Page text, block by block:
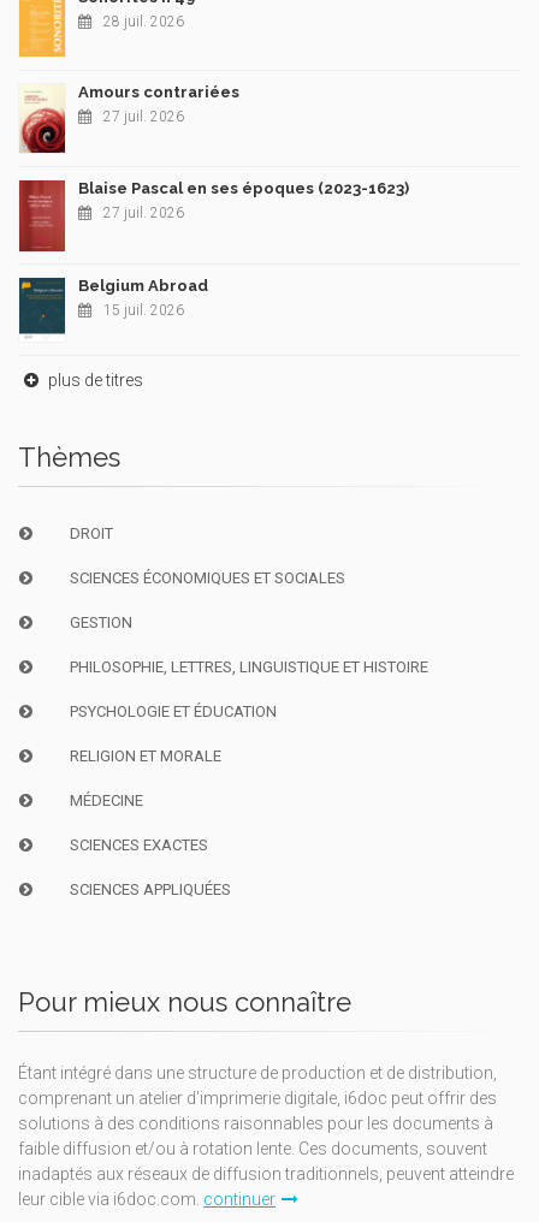
28 juil. 2026
Amours contrariées
27 juil. 2026
Blaise Pascal en ses époques (2023-1623)
27 juil. 2026
Belgium Abroad
15 juil. 2026
plus de titres
Thèmes
DROIT
SCIENCES ÉCONOMIQUES ET SOCIALES
GESTION
PHILOSOPHIE, LETTRES, LINGUISTIQUE ET HISTOIRE
PSYCHOLOGIE ET ÉDUCATION
RELIGION ET MORALE
MÉDECINE
SCIENCES EXACTES
SCIENCES APPLIQUÉES
Pour mieux nous connaître
Étant intégré dans une structure de production et de distribution,
comprenant un atelier d'imprimerie digitale, i6doc peut offrir des
solutions à des conditions raisonnables pour les documents à
faible diffusion et/ou à rotation lente. Ces documents, souvent
inadaptés aux réseaux de diffusion traditionnels, peuvent atteindre
leur cible via i6doc.com. continuer